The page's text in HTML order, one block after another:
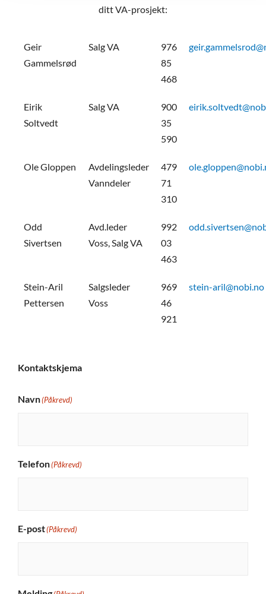
ditt VA-prosjekt:
Geir
Gammelsrød
Salg VA
976
85
468
Eirik
Soltvedt
Salg VA
900
35
590
Ole Gloppen
Avdelingsleder
Vanndeler
479
71
310
Odd
Sivertsen
Avd.leder
Voss, Salg VA
992
03
463
Stein-Aril
Pettersen
Salgsleder
Voss
969
46
921
stein-aril@nobi.no
Kontaktskjema
Navn(Påkrevd)
Telefon(Påkrevd)
E-post(Påkrevd)